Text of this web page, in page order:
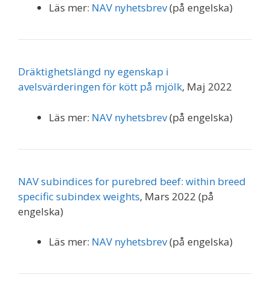
Läs mer: NAV nyhetsbrev(på engelska)
Dräktighetslängd ny egenskap i
avelsvärderingen för kött på mjölk, Maj 2022
Läs mer: NAV nyhetsbrev(på engelska)
NAV subindices for purebred beef: within breed
specific subindex weights, Mars 2022 (på
engelska)
Läs mer: NAV nyhetsbrev(på engelska)